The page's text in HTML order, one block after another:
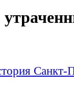
Санкт-